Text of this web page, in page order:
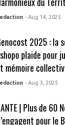
- Aug 14, 2025
2025 : la
plaide pour
mémoire
- Aug 3, 2025
| Plus de 60
pour le